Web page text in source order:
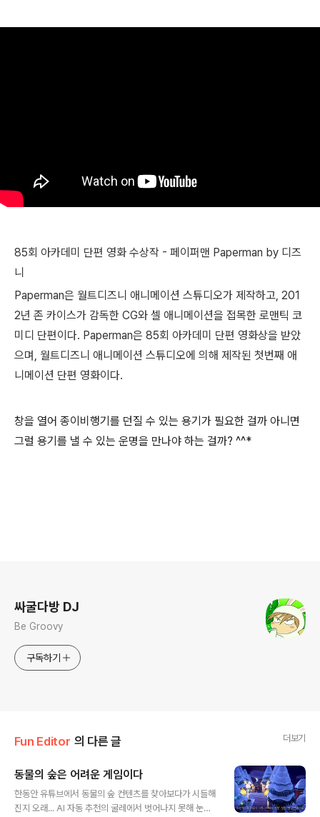
85회 아카데미 단편 영화 수상작 - 페이퍼맨 Paperman by 디즈
니
Paperman은 월트디즈니 애니메이션 스튜디오가 제작하고, 201
2년 존 카이스가 감독한 CG와 셀 애니메이션을 접목한 로맨틱 코
미디 단편이다. Paperman은 85회 아카데미 단편 영화상을 받았
으며, 월트디즈니 애니메이션 스튜디오에 의해 제작된 첫번째 애
니메이션 단편 영화이다.
창을 열어 종이비행기를 던질 수 있는 용기가 필요한 걸까 아니면
그럴 용기를 낼 수 있는 운명을 만나야 하는 걸까? ^^*
싸굴다방 DJ
Be Groovy
구독하기
Fun Editor 의 다른 글 더보기
동물의 숲은 어려운 게임이다
한동안 유튜브에서 동물의 숲 컨텐츠를 찾아보다가 시들해
진지 오래... AI 자동 추천의 굴레에서 벗어나지 못해 눈에